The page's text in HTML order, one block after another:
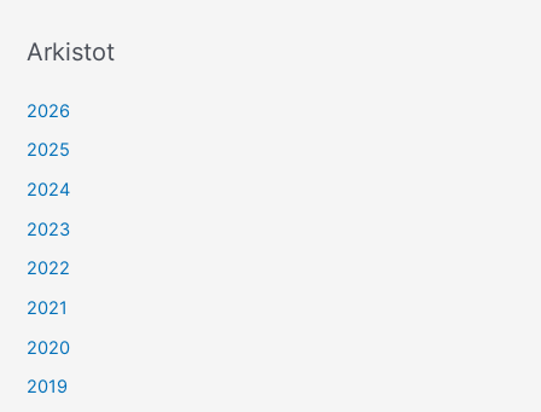
Arkistot
2026
2025
2024
2023
2022
2021
2020
2019